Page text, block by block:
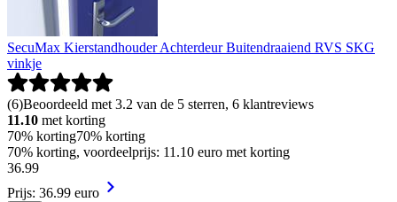
SecuMax Kierstandhouder Achterdeur Buitendraaiend RVS SKG
vinkje
(6)Beoordeeld met 3.2 van de 5 sterren, 6 klantreviews
11.10 met korting
70% korting70% korting
70% korting, voordeelprijs: 11.10 euro met korting
36.99
Prijs: 36.99 euro